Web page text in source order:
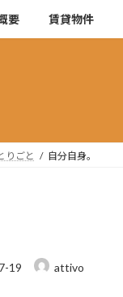
要 賃貸物件
りごと 自分自身。
19 attivo